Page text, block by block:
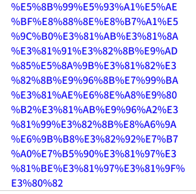
%E5%8B%99%E5%93%A1%E5%AE
%BF%E8%88%8E%E8%B7%A1%E5
%9C%B0%E3%81%AB%E3%81%8A
%E3%81%91%E3%82%8B%E9%AD
%85%E5%8A%9B%E3%81%82%E3
%82%8B%E9%96%8B%E7%99%BA
%E3%81%AE%E6%8E%A8%E9%80
%B2%E3%81%AB%E9%96%A2%E3
%81%99%E3%82%8B%E8%A6%9A
%E6%9B%B8%E3%82%92%E7%B7
%A0%E7%B5%90%E3%81%97%E3
%81%BE%E3%81%97%E3%81%9F%
E3%80%82